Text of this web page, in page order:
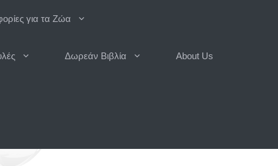
για τα Ζώα
Δωρεάν Βιβλία About Us